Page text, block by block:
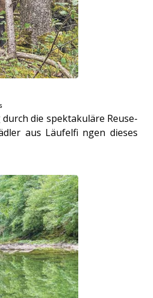
die spektakuläre Reuse-
aus Läufelfi ngen dieses